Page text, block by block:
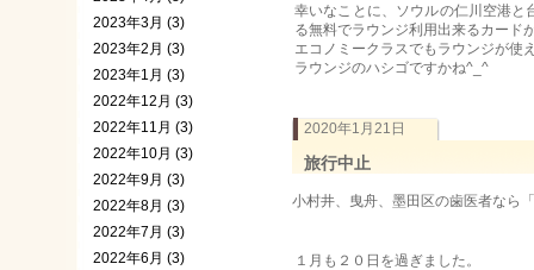
幸いなことに、ソウルの仁川空港
る無料でラウンジ利用出来るカード
エコノミークラスでもラウンジが使
ラウンジのハシゴですかね^_^
2020年1月21日
旅行中止
小村井、曳舟、墨田区の歯医者なら
１月も２０日を過ぎました。
2023年3月 (3)
2023年2月 (3)
2023年1月 (3)
2022年12月 (3)
2022年11月 (3)
2022年10月 (3)
2022年9月 (3)
2022年8月 (3)
2022年7月 (3)
2022年6月 (3)